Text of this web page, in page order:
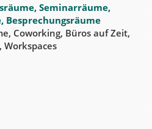
Seminarräume,
Besprechungsräume
Coworking, Büros auf Zeit,